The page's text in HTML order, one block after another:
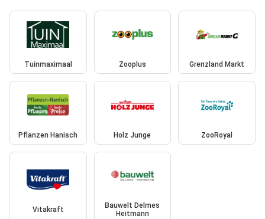
Tuinmaximaal Zooplus Grenzland Markt
Pflanzen Hanisch Holz Junge ZooRoyal
Vitakraft
Bauwelt Delmes
Heitmann